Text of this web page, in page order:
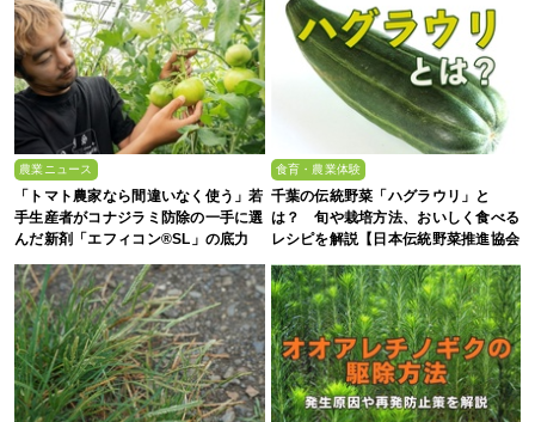
農業ニュース
「トマト農家なら間違いなく使う」若
手生産者がコナジラミ防除の一手に選
んだ新剤「エフィコン®SL」の底力
食育・農業体験
千葉の伝統野菜「ハグラウリ」と
は？ 旬や栽培方法、おいしく食べる
レシピを解説【日本伝統野菜推進協会
監修】